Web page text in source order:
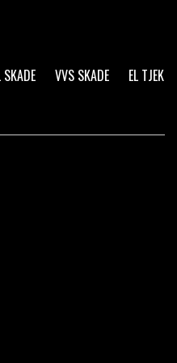
SKADE VVS SKADE
EL TJEK